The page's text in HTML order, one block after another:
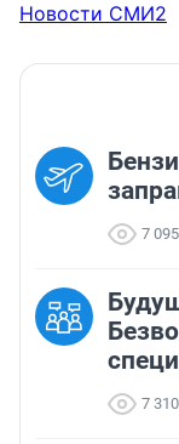
Новости СМИ2
7 095
7 310